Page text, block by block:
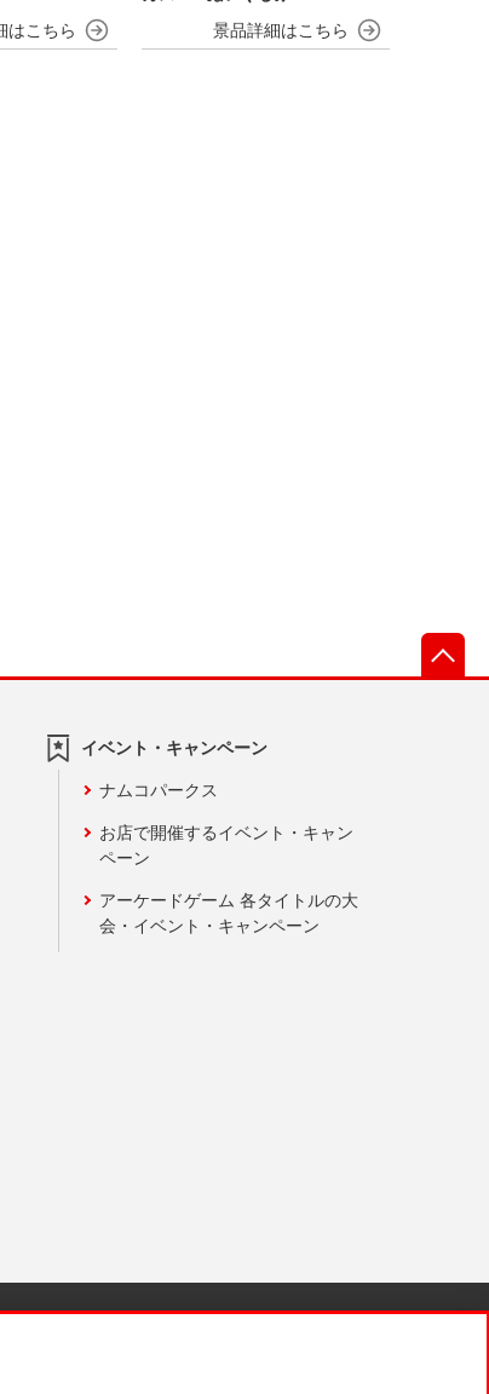
イベント・キャンペーン
ナムコパークス
お店で開催するイベント・キャン
ペーン
アーケードゲーム 各タイトルの大
会・イベント・キャンペーン